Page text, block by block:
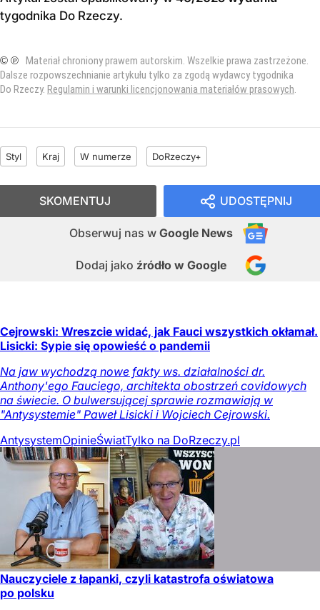
tygodnika Do Rzeczy.
© ℗ Materiał chroniony prawem autorskim. Wszelkie prawa zastrzeżone.
Dalsze rozpowszechnianie artykułu tylko za zgodą wydawcy tygodnika
Do Rzeczy. Regulamin i warunki licencjonowania materiałów prasowych.
Styl Kraj W numerze DoRzeczy+
UDOSTĘPNIJ
Obserwuj nas w Google News
Dodaj jako źródło w Google
SKOMENTUJ
Cejrowski: Wreszcie widać, jak Fauci wszystkich okłamał.
Lisicki: Sypie się opowieść o pandemii
Na jaw wychodzą nowe fakty ws. działalności dr.
Anthony'ego Fauciego, architekta obostrzeń covidowych
na świecie. O bulwersującej sprawie rozmawiają w
"Antysystemie" Paweł Lisicki i Wojciech Cejrowski.
AntysystemOpinieŚwiatTylko na DoRzeczy.pl
Nauczyciele z łapanki, czyli katastrofa oświatowa
po polsku